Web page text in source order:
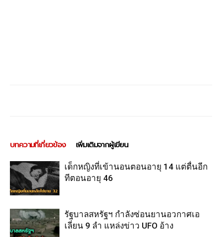
บทความที่เกี่ยวข้อง เพิ่มเติมจากผู้เขียน
เด็กหญิงที่เข้านอนตอนอายุ 14 แต่ตื่นอีก
ทีตอนอายุ 46
รัฐบาลสหรัฐฯ กำลังซ่อนยานอวกาศเอ
เลี่ยน 9 ลำ แหล่งข่าว UFO อ้าง